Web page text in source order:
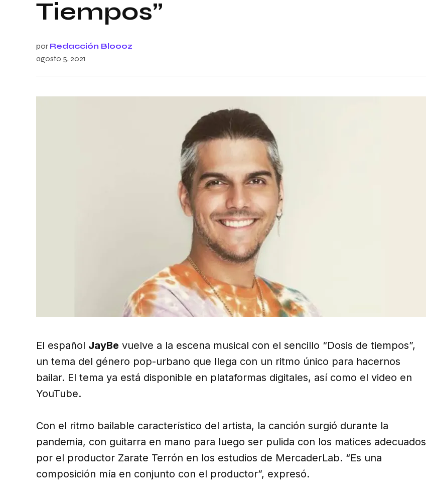
Tiempos”
por Redacción Bloooz
agosto 5, 2021
El español JayBe vuelve a la escena musical con el sencillo “Dosis de tiempos”,
un tema del género pop-urbano que llega con un ritmo único para hacernos
bailar. El tema ya está disponible en plataformas digitales, así como el video en
YouTube.
Con el ritmo bailable característico del artista, la canción surgió durante la
pandemia, con guitarra en mano para luego ser pulida con los matices adecuados
por el productor Zarate Terrón en los estudios de MercaderLab. “Es una
composición mía en conjunto con el productor”, expresó.